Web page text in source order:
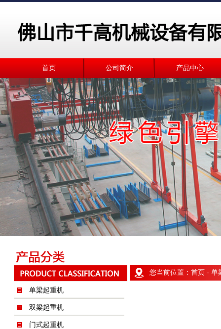
首页 公司简介 产品中心
单梁起重机
双梁起重机
门式起重机
您当前位置： 首页- 单